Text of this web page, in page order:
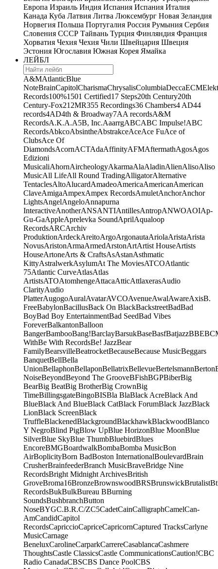
Европа Израиль Индия Испания Испания Италия
Канада Куба Латвия Литва Люксембург Новая Зеландия
Норвегия Польша Португалия Россия Румыния Сербия
Словения СССР Тайвань Турция Финляндия Франция
Хорватия Чехия Чехия Чили Швейцария Швеция
Эстония Югославия Южная Корея Ямайка
ЛЕЙБЛ
A&MAtlanticBlue
NoteBrainCapitolCharismaChrysalisColumbiaDeccaECM
Records100%1501 Certified17 Steps20th Century20th
Century-Fox21 2MR355 Recordings36 Chambers4 AD44
records4AD4th & Broadway7AA recordsA&M
RecordsA.K.A.A5B, Inc.AaarrgABCABC Impulse!ABC
RecordsAbkcoAbsintheAbstrakceAceAce FuAce of
ClubsAce Of
DiamondsAcornACTAdaAffinityAFMAftermathAgosAgos
Edizioni
MusicaliAhornAircheologyAkarmaAlaAladinAlienAlisoAliso
MusicAll LifeAll Round TradingAlligatorAlternative
TentaclesAltoAlucardAmadeoAmericaAmericanAmerican
ClaveAmigaAmpexAmpex RecordsAmuletAnchorAnchor
LightsAngelAngeloAnnapurna
InteractiveAnotherANSANTIAntillesAntropANWOAOIAp-
Gu-GaAppleAprelevka SoundAprilAqualoop
RecordsARCArchiv
ProduktionArdeckAreitoArgoArgonautaAriolaAristaArista
NovusAristonArmaArmedArstonArtArtist HouseArtists
HouseArtoneArts & CraftsAsAstanAsthmatic
KittyAstralwerkAsylumAt The MoviesATCOAtlantic
75Atlantic CurveAtlasAtlas
ArtistsATOAtomhengeAttacaAtticAttlaxerasAudio
ClarityAudio
PlatterAugogoAuralAvatarAVCOAvenueAwalAwareAxisB.
FreeBabylonBacillusBack On BlackBackstreetBadBad
BoyBad Boy EntertainmentBad SeedBad Vibes
ForeverBalkantonBalloon
BangerBambooBang!BarclayBarsukBaseBasfBatjazzBBE
WithBe With RecordsBe! JazzBear
FamilyBearsvilleBeatrocketBecauseBecause MusicBeggars
BanquetBellBella
UnionBellaphonBellaponBellatrixBellevueBertelsmannBerton
NoiseBeyondBeyond The GrooveBFishBGPBiberBig
BearBig BeatBig BrotherBig CrownBig
TimeBillingsgateBingoBISBla BlaBlack AcreBlack And
BlueBlack And BlueBlack CatBlack ForumBlack JazzBlack
LionBlack ScreenBlack
TruffleBlackenedBlackgroundBlackhawkBlackwoodBlanco
Y NegroBlind PigBlow UpBlue HorizonBlue MoonBlue
SilverBlue SkyBlue ThumbBluebirdBlues
EncoreBMGBoardwalkBombaBomba MusicBon
AirBoplicityBorn BadBoston InternationalBoulevardBrain
CrusherBrainfeederBranch MusicBraveBridge Nine
RecordsBright Midnight ArchivesBritish
GroveBroma16BronzeBrownswoodBRSBrunswickBrutalist
RecordsBukBulkBureau BBurning
SoundsBushbranchButton
NoseBYGC.B.R.C/ZC5CadetCainCalligraphCamelCan-
AmCandidCapitol
RecordsCapriccioCapriceCapricornCaptured TracksCarlyne
MusicCarnage
BeneluxCarolineCarparkCarrereCasablancaCashmere
ThoughtsCastle ClassicsCastle CommunicationsCaution!CBC
Radio CanadaCBSCBS Dance PoolCBS